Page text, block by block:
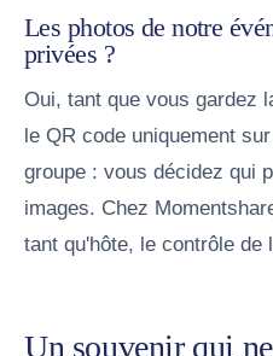
Les photos de notre
privées ?
Oui, tant que vous gardez
le QR code uniquement
groupe : vous décidez qui
images. Chez
tant qu'hôte, le contrôle de
Un souvenir qui